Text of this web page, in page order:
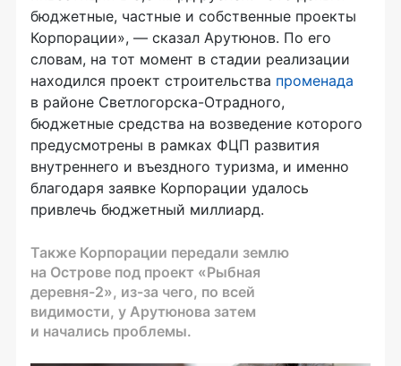
бюджетные, частные и собственные проекты
Корпорации», — сказал Арутюнов. По его
словам, на тот момент в стадии реализации
находился проект строительства променада
в районе Светлогорска-Отрадного,
бюджетные средства на возведение которого
предусмотрены в рамках ФЦП развития
внутреннего и въездного туризма, и именно
благодаря заявке Корпорации удалось
привлечь бюджетный миллиард.
Также Корпорации передали землю
на Острове под проект «Рыбная
деревня-2», из-за чего, по всей
видимости, у Арутюнова затем
и начались проблемы.